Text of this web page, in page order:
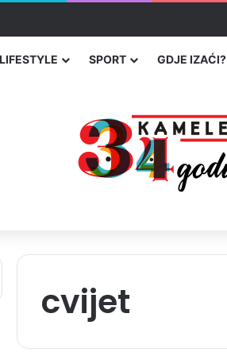
poginuo 60-godišnji vozač
LIFESTYLE SPORT GDJE IZAĆI?
cvijet